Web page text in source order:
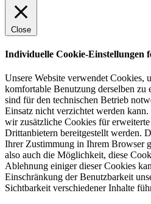
Close
Individuelle Cookie-Einstellungen
Unsere Website verwendet Cookies,
komfortable Benutzung derselben
sind für den technischen Betrieb
Einsatz nicht verzichtet werden
wir zusätzliche Cookies für
Drittanbietern bereitgestellt werden.
Ihrer Zustimmung in Ihrem Browser
also auch die Möglichkeit, diese
Ablehnung einiger dieser Cookies
Einschränkung der Benutzbarkeit
Sichtbarkeit verschiedener Inhalte